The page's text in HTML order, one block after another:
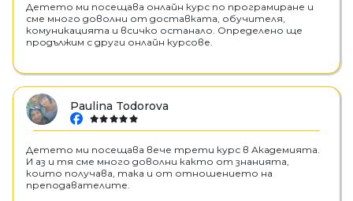
Детето ми посещава онлайн курс по програмиране и
сме много доволни от доставката, обучителя,
комуникацията и всичко останало. Определено ще
продължим с други онлайн курсове.
Paulina Todorova
facebook
Детето ми посещава вече трети курс в Академията.
И аз и тя сме много доволни както от знанията,
които получава, така и от отношението на
преподавателите.